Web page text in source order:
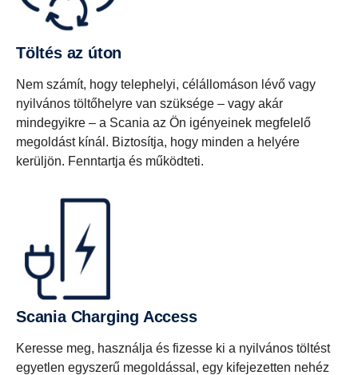
Töltés az úton
Nem számít, hogy telephelyi, célállomáson lévő vagy
nyilvános töltőhelyre van szüksége – vagy akár
mindegyikre – a Scania az Ön igényeinek megfelelő
megoldást kínál. Biztosítja, hogy minden a helyére
kerüljön. Fenntartja és működteti.
Scania Charging Access
Keresse meg, használja és fizesse ki a nyilvános töltést
egyetlen egyszerű megoldással, egy kifejezetten nehéz